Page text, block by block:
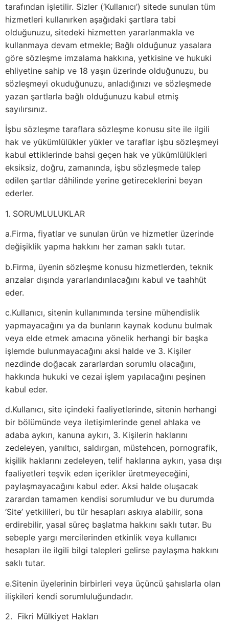
tarafından işletilir. Sizler (‘Kullanıcı’) sitede sunulan tüm
hizmetleri kullanırken aşağıdaki şartlara tabi
olduğunuzu, sitedeki hizmetten yararlanmakla ve
kullanmaya devam etmekle; Bağlı olduğunuz yasalara
göre sözleşme imzalama hakkına, yetkisine ve hukuki
ehliyetine sahip ve 18 yaşın üzerinde olduğunuzu, bu
sözleşmeyi okuduğunuzu, anladığınızı ve sözleşmede
yazan şartlarla bağlı olduğunuzu kabul etmiş
sayılırsınız.
İşbu sözleşme taraflara sözleşme konusu site ile ilgili
hak ve yükümlülükler yükler ve taraflar işbu sözleşmeyi
kabul ettiklerinde bahsi geçen hak ve yükümlülükleri
eksiksiz, doğru, zamanında, işbu sözleşmede talep
edilen şartlar dâhilinde yerine getireceklerini beyan
ederler.
1. SORUMLULUKLAR
a.Firma, fiyatlar ve sunulan ürün ve hizmetler üzerinde
değişiklik yapma hakkını her zaman saklı tutar.
b.Firma, üyenin sözleşme konusu hizmetlerden, teknik
arızalar dışında yararlandırılacağını kabul ve taahhüt
eder.
c.Kullanıcı, sitenin kullanımında tersine mühendislik
yapmayacağını ya da bunların kaynak kodunu bulmak
veya elde etmek amacına yönelik herhangi bir başka
işlemde bulunmayacağını aksi halde ve 3. Kişiler
nezdinde doğacak zararlardan sorumlu olacağını,
hakkında hukuki ve cezai işlem yapılacağını peşinen
kabul eder.
d.Kullanıcı, site içindeki faaliyetlerinde, sitenin herhangi
bir bölümünde veya iletişimlerinde genel ahlaka ve
adaba aykırı, kanuna aykırı, 3. Kişilerin haklarını
zedeleyen, yanıltıcı, saldırgan, müstehcen, pornografik,
kişilik haklarını zedeleyen, telif haklarına aykırı, yasa dışı
faaliyetleri teşvik eden içerikler üretmeyeceğini,
paylaşmayacağını kabul eder. Aksi halde oluşacak
zarardan tamamen kendisi sorumludur ve bu durumda
‘Site’ yetkilileri, bu tür hesapları askıya alabilir, sona
erdirebilir, yasal süreç başlatma hakkını saklı tutar. Bu
sebeple yargı mercilerinden etkinlik veya kullanıcı
hesapları ile ilgili bilgi talepleri gelirse paylaşma hakkını
saklı tutar.
e.Sitenin üyelerinin birbirleri veya üçüncü şahıslarla olan
ilişkileri kendi sorumluluğundadır.
2. Fikri Mülkiyet Hakları